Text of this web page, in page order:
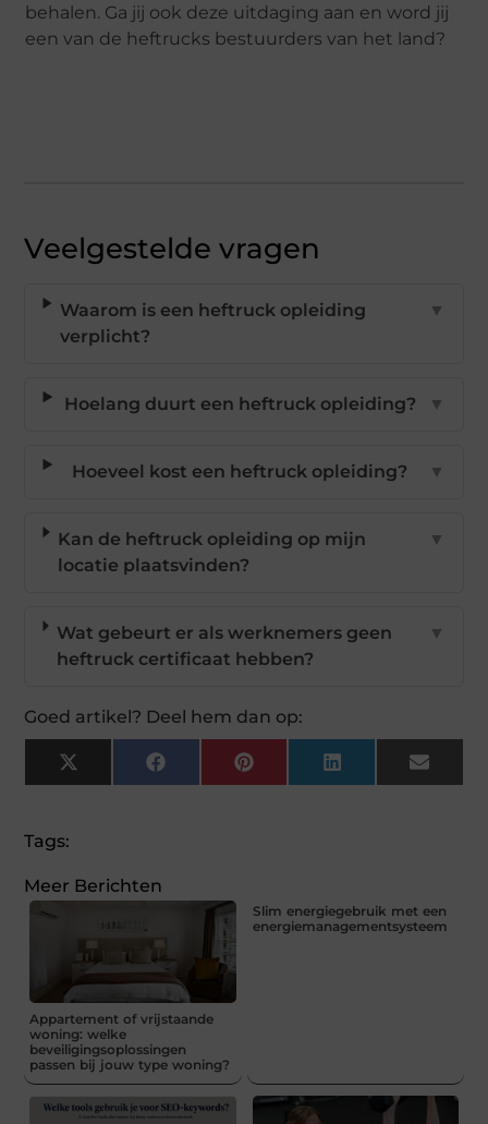
behalen. Ga jij ook deze uitdaging aan en word jij
een van de heftrucks bestuurders van het land?
Veelgestelde vragen
Waarom is een heftruck opleiding
verplicht?
▼
Hoelang duurt een heftruck opleiding? ▼
Hoeveel kost een heftruck opleiding? ▼
Kan de heftruck opleiding op mijn
locatie plaatsvinden?
▼
Wat gebeurt er als werknemers geen
heftruck certificaat hebben?
▼
Goed artikel? Deel hem dan op:
X
(Twitter)
FacebookPinterestLinkedIn Email
Tags:
Meer Berichten
Appartement of vrijstaande
woning: welke
beveiligingsoplossingen
passen bij jouw type woning?
Slim energiegebruik met een
energiemanagementsysteem